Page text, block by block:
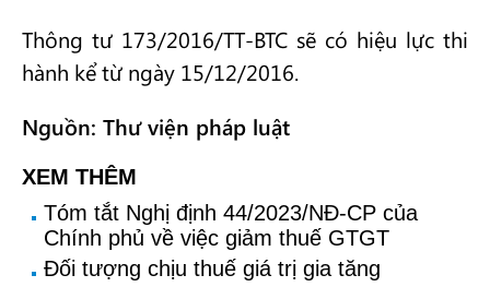
Thông tư 173/2016/TT-BTC sẽ có hiệu lực thi
hành kể từ ngày 15/12/2016.
Nguồn: Thư viện pháp luật
XEM THÊM
Tóm tắt Nghị định 44/2023/NĐ-CP của
Chính phủ về việc giảm thuế GTGT
Đối tượng chịu thuế giá trị gia tăng